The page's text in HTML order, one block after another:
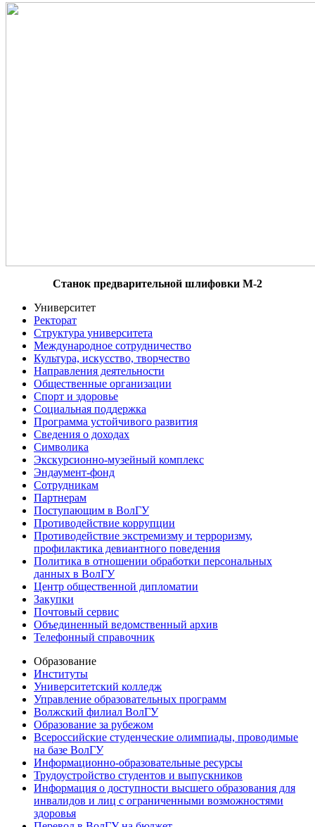
Станок предварительной шлифовки M-2
Университет
Ректорат
Структура университета
Международное сотрудничество
Культура, искусство, творчество
Направления деятельности
Общественные организации
Спорт и здоровье
Социальная поддержка
Программа устойчивого развития
Сведения о доходах
Символика
Экскурсионно-музейный комплекс
Эндаумент-фонд
Сотрудникам
Партнерам
Поступающим в ВолГУ
Противодействие коррупции
Противодействие экстремизму и терроризму,
профилактика девиантного поведения
Политика в отношении обработки персональных
данных в ВолГУ
Центр общественной дипломатии
Закупки
Почтовый сервис
Объединенный ведомственный архив
Телефонный справочник
Образование
Институты
Университетский колледж
Управление образовательных программ
Волжский филиал ВолГУ
Образование за рубежом
Всероссийские студенческие олимпиады, проводимые
на базе ВолГУ
Информационно-образовательные ресурсы
Трудоустройство студентов и выпускников
Информация о доступности высшего образования для
инвалидов и лиц с ограниченными возможностями
здоровья